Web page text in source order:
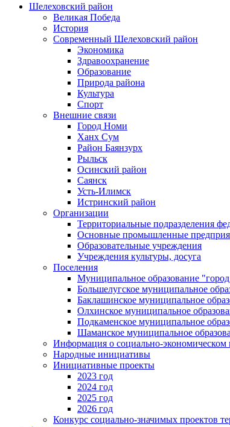
Шелеховский район
Великая Победа
История
Современный Шелеховский район
Экономика
Здравоохранение
Образование
Природа района
Культура
Спорт
Внешние связи
Город Номи
Ханх Сум
Район Баянзурх
Рыльск
Осинский район
Саянск
Усть-Илимск
Истринский район
Организации
Территориальные подразделения
Основные промышленные
Образовательные учреждения
Учреждения культуры, досуга
Поселения
Муниципальное образование
Большелугское муниципальное
Баклашинское муниципальное
Олхинское муниципальное
Подкаменское муниципальное
Шаманское муниципальное
Информация о социально-
Народные инициативы
Инициативные проекты
2023 год
2024 год
2025 год
2026 год
Конкурс социально-значимых проектов